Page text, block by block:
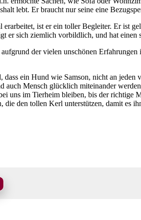
lebt. Er braucht nur seine eine
erarbeitet, ist er ein toller Begleiter. Er ist
er sich ziemlich vorbildlich, und hat einen
der vielen unschönen
ein Hund wie Samson, nicht an
auch Mensch glücklich miteinander
uns im Tierheim bleiben, bis der richtige
die den tollen Kerl unterstützen, damit es